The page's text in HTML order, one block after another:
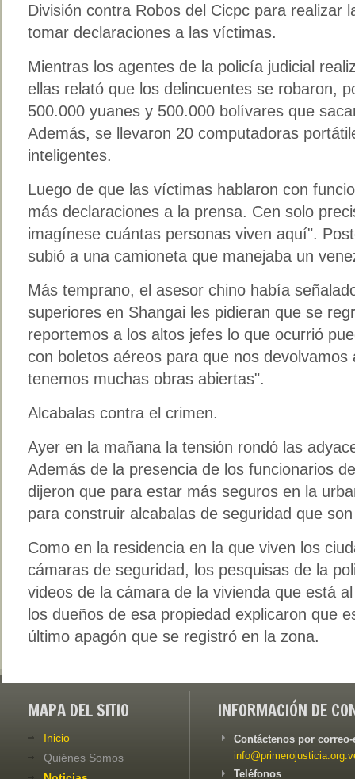
División contra Robos del Cicpc para realizar
tomar declaraciones a las víctimas.
Mientras los agentes de la policía judicial
ellas relató que los delincuentes se robaron,
500.000 yuanes y 500.000 bolívares que
Además, se llevaron 20 computadoras
inteligentes.
Luego de que las víctimas hablaron con
más declaraciones a la prensa. Cen solo
imagínese cuántas personas viven aquí".
subió a una camioneta que manejaba un
Más temprano, el asesor chino había
superiores en Shangai les pidieran que se
reportemos a los altos jefes lo que ocurrió
con boletos aéreos para que nos
tenemos muchas obras abiertas".
Alcabalas contra el crimen.
Ayer en la mañana la tensión rondó las
Además de la presencia de los funcionarios
dijeron que para estar más seguros en la
para construir alcabalas de seguridad que
Como en la residencia en la que viven los
cámaras de seguridad, los pesquisas de la
videos de la cámara de la vivienda que está
los dueños de esa propiedad explicaron que
último apagón que se registró en la zona.
MAPA DEL SITIO
Inicio
Quiénes Somos
INFORMACIÓN DE
Contáctenos por
Teléfonos